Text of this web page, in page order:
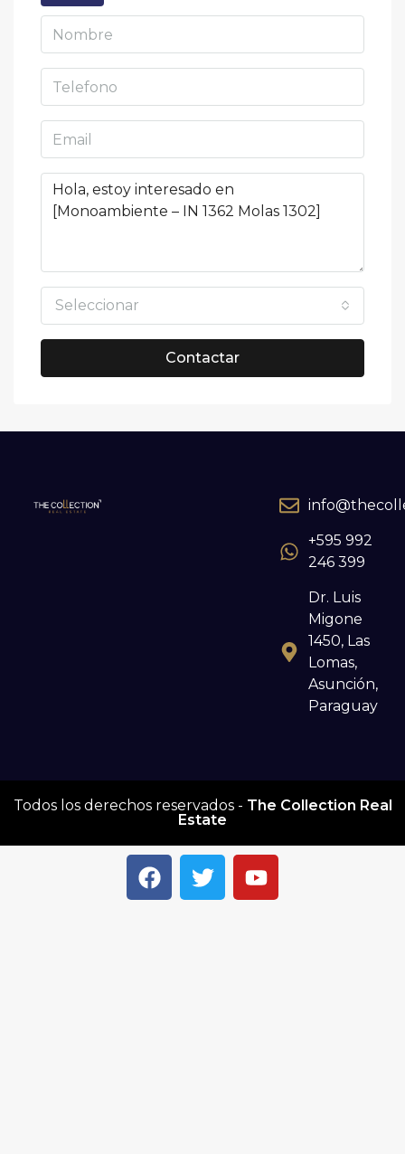
Seleccionar
Contactar
+595 992
246 399
Dr. Luis
Migone
1450, Las
Lomas,
Asunción,
Paraguay
Todos los derechos reservados - The Collection Real
Estate